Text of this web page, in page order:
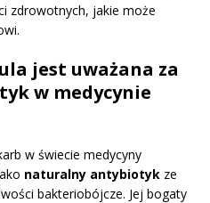
zdrowotnych, jakie może
jest uważana za
w medycynie
w świecie medycyny
naturalny antybiotyk ze
bakteriobójcze. Jej bogaty